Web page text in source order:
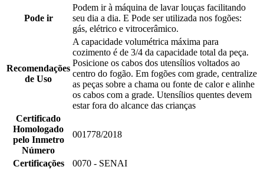
Pode ir
Podem ir à máquina de lavar louças facilitando
seu dia a dia. E Pode ser utilizada nos fogões:
gás, elétrico e vitrocerâmico.
Recomendações
de Uso
A capacidade volumétrica máxima para
cozimento é de 3/4 da capacidade total da peça.
Posicione os cabos dos utensílios voltados ao
centro do fogão. Em fogões com grade, centralize
as peças sobre a chama ou fonte de calor e alinhe
os cabos com a grade. Utensílios quentes devem
estar fora do alcance das crianças
Certificado
Homologado
pelo Inmetro
Número
001778/2018
Certificações
0070 - SENAI